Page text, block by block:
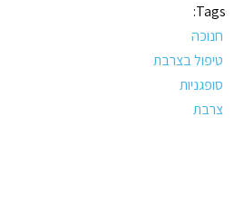
Tags:
חנוכה
טיפול בצרבת
סופגניות
צרבת